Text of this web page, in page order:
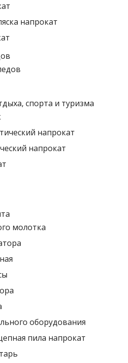
напрокат
спорта и туризма
напрокат
напрокат
молотка
оборудования
пила напрокат